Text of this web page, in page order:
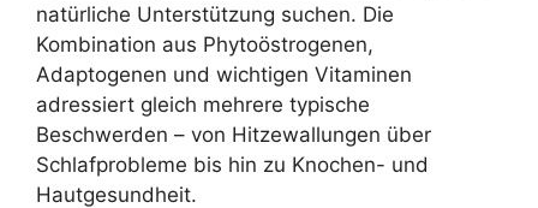
natürliche Unterstützung suchen. Die
Kombination aus Phytoöstrogenen,
Adaptogenen und wichtigen Vitaminen
adressiert gleich mehrere typische
Beschwerden – von Hitzewallungen über
Schlafprobleme bis hin zu Knochen- und
Hautgesundheit.